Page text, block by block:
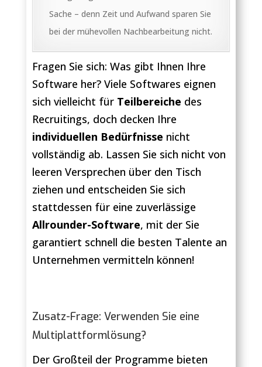
Sache – denn Zeit und Aufwand sparen Sie
bei der mühevollen Nachbearbeitung nicht.
Fragen Sie sich: Was gibt Ihnen Ihre
Software her? Viele Softwares eignen
sich vielleicht für Teilbereiche des
Recruitings, doch decken Ihre
individuellen Bedürfnisse nicht
vollständig ab. Lassen Sie sich nicht von
leeren Versprechen über den Tisch
ziehen und entscheiden Sie sich
stattdessen für eine zuverlässige
Allrounder-Software, mit der Sie
garantiert schnell die besten Talente an
Unternehmen vermitteln können!
Zusatz-Frage: Verwenden Sie eine
Multiplattformlösung?
Der Großteil der Programme bieten